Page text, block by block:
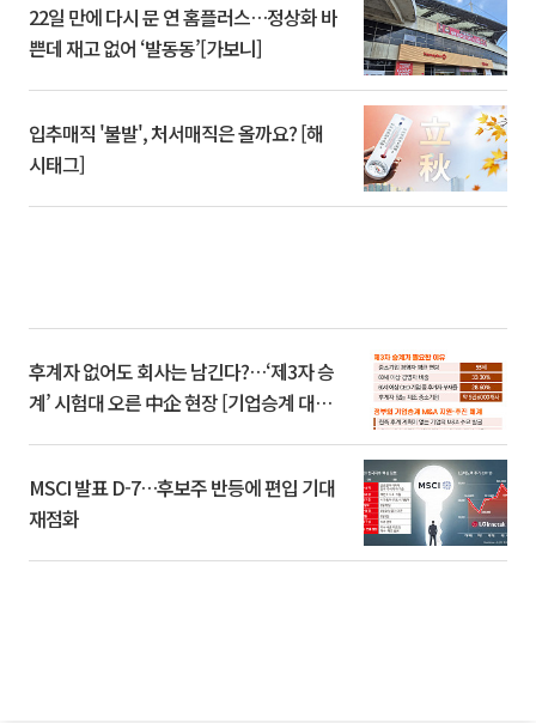
22일 만에 다시 문 연 홈플러스…정상화 바
쁜데 재고 없어 ‘발동동’[가보니]
입추매직 '불발', 처서매직은 올까요? [해
시태그]
후계자 없어도 회사는 남긴다?…‘제3자 승
계’ 시험대 오른 中企 현장 [기업승계 대전
MSCI 발표 D-7…후보주 반등에 편입 기대
재점화